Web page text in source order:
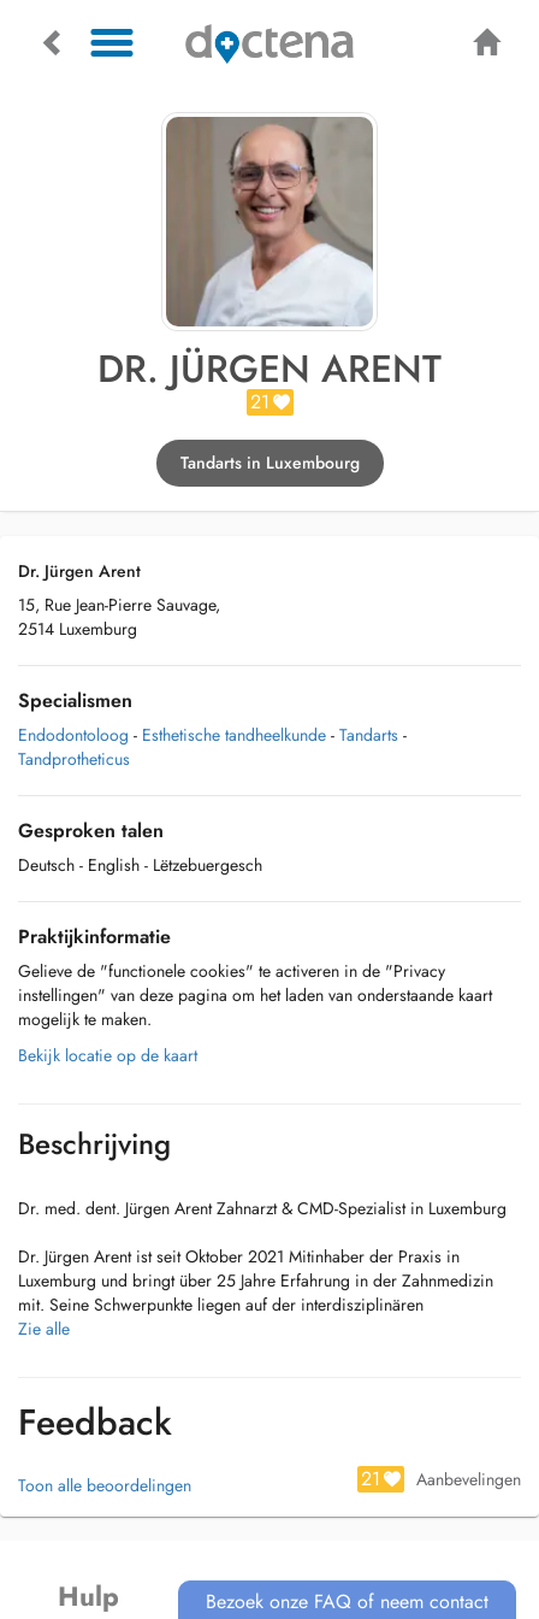
DR. JÜRGEN ARENT
21
Tandarts in Luxembourg
Dr. Jürgen Arent
15, Rue Jean-Pierre Sauvage,
2514 Luxemburg
Specialismen
Endodontoloog - Esthetische tandheelkunde - Tandarts -
Tandprotheticus
Gesproken talen
Deutsch - English - Lëtzebuergesch
Praktijkinformatie
Gelieve de "functionele cookies" te activeren in de "Privacy
instellingen" van deze pagina om het laden van onderstaande kaart
mogelijk te maken.
Bekijk locatie op de kaart
Beschrijving
Dr. med. dent. Jürgen Arent Zahnarzt & CMD-Spezialist in Luxemburg
Dr. Jürgen Arent ist seit Oktober 2021 Mitinhaber der Praxis in
Luxemburg und bringt über 25 Jahre Erfahrung in der Zahnmedizin
mit. Seine Schwerpunkte liegen auf der interdisziplinären
Zahnheilkunde und insbesondere auf der Behandlung von
Er bietet umfassende zahnärztliche Leistungen an, darunter
ästhetische Zahnheilkunde für ein gesundes und schönes Lächeln.
Auch Zahnreinigung, Füllungen und eine persönliche Beratung beim
Ersttermin gehören selbstverständlich zum Angebot.
Zähne, Kiefer und Muskulatur stets im Zusammenhang mit dem
Zie alle
Feedback
Toon alle beoordelingen 21 Aanbevelingen
Hulp
Bezoek onze FAQ of neem contact